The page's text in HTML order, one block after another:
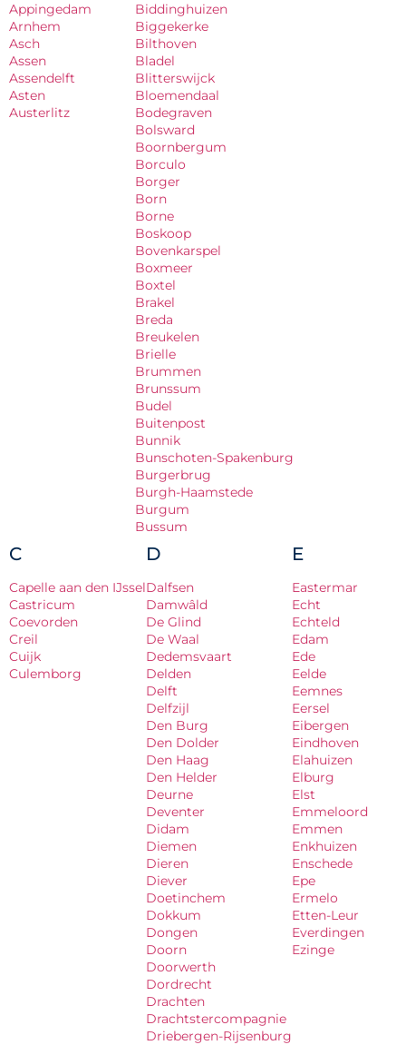
Appingedam
Arnhem
Asch
Assen
Assendelft
Asten
Austerlitz
Biddinghuizen
Biggekerke
Bilthoven
Bladel
Blitterswijck
Bloemendaal
Bodegraven
Bolsward
Boornbergum
Borculo
Borger
Born
Borne
Boskoop
Bovenkarspel
Boxmeer
Boxtel
Brakel
Breda
Breukelen
Brielle
Brummen
Brunssum
Budel
Buitenpost
Bunnik
Bunschoten-Spakenburg
Burgerbrug
Burgh-Haamstede
Burgum
Bussum
C
Capelle aan den IJssel
Castricum
Coevorden
Creil
Cuijk
Culemborg
D
Dalfsen
Damwâld
De Glind
De Waal
Dedemsvaart
Delden
Delft
Delfzijl
Den Burg
Den Dolder
Den Haag
Den Helder
Deurne
Deventer
Didam
Diemen
Dieren
Diever
Doetinchem
Dokkum
Dongen
Doorn
Doorwerth
Dordrecht
Drachten
Drachtstercompagnie
Driebergen-Rijsenburg
E
Eastermar
Echt
Echteld
Edam
Ede
Eelde
Eemnes
Eersel
Eibergen
Eindhoven
Elahuizen
Elburg
Elst
Emmeloord
Emmen
Enkhuizen
Enschede
Epe
Ermelo
Etten-Leur
Everdingen
Ezinge